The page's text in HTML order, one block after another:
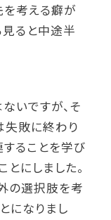
を考える癖が
ると中途半
いですが、そ
敗に終わり
することを学び
にしました。
の選択肢を考
になりまし